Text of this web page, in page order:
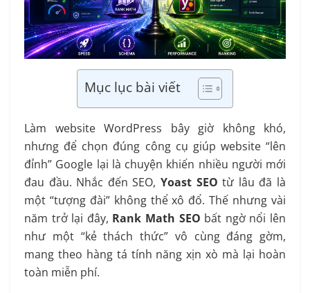
Mục lục bài viết
Làm website WordPress bây giờ không khó,
nhưng để chọn đúng công cụ giúp website “lên
đỉnh” Google lại là chuyện khiến nhiều người mới
đau đầu. Nhắc đến SEO, Yoast SEO từ lâu đã là
một “tượng đài” không thể xô đổ. Thế nhưng vài
năm trở lại đây, Rank Math SEO bất ngờ nổi lên
như một “kẻ thách thức” vô cùng đáng gờm,
mang theo hàng tá tính năng xịn xò mà lại hoàn
toàn miễn phí.